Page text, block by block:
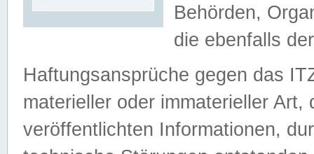
Behörden,
die ebenfalls
Haftungsansprüche gegen das
materieller oder immaterieller
veröffentlichten Informationen,